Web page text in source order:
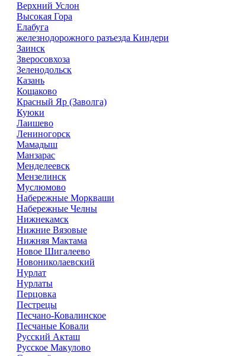
Верхний Услон
Высокая Гора
Елабуга
железнодорожного разъезда Киндери
Заинск
Зверосовхоза
Зеленодольск
Казань
Кощаково
Красный Яр (Заволга)
Куюки
Лаишево
Лениногорск
Мамадыш
Манзарас
Менделеевск
Мензелинск
Муслюмово
Набережные Моркваши
Набережные Челны
Нижнекамск
Нижние Вязовые
Нижняя Мактама
Новое Шигалеево
Новониколаевский
Нурлат
Нурлаты
Перцовка
Пестрецы
Песчано-Ковалинское
Песчаные Ковали
Русский Акташ
Русское Макулово